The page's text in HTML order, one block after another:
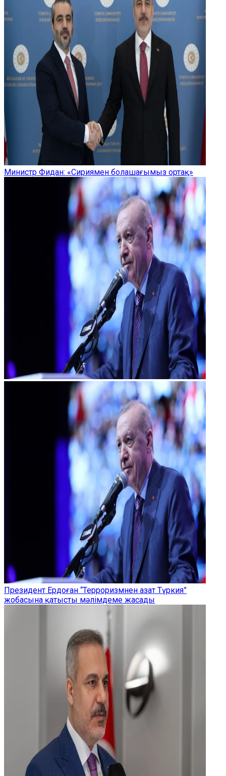
Министр Фидан: «Сириямен болашағымыз ортақ»
Президент Ердоған “Терроризмнен азат Түркия”
жобасына қатысты мәлімдеме жасады